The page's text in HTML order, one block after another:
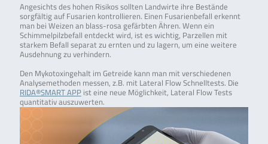
Angesichts des hohen Risikos sollten Landwirte ihre Bestände
sorgfältig auf Fusarien kontrollieren. Einen Fusarienbefall erkennt
man bei Weizen an blass-rosa gefärbten Ähren. Wenn ein
Schimmelpilzbefall entdeckt wird, ist es wichtig, Parzellen mit
starkem Befall separat zu ernten und zu lagern, um eine weitere
Ausdehnung zu verhindern.
Den Mykotoxingehalt im Getreide kann man mit verschiedenen
Analysemethoden messen, z.B. mit Lateral Flow Schnelltests. Die
RIDA®SMART APPist eine neue Möglichkeit, Lateral Flow Tests
quantitativ auszuwerten.